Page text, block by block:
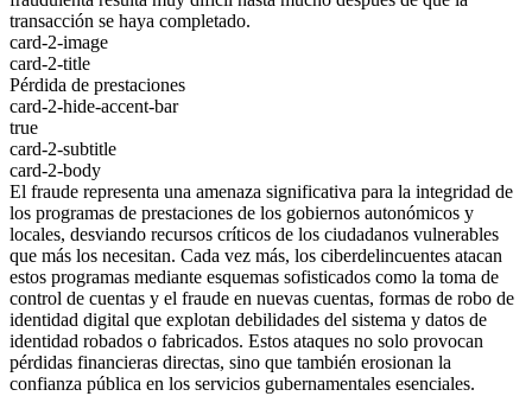
transacción se haya completado.
card-2-image
card-2-title
Pérdida de prestaciones
card-2-hide-accent-bar
true
card-2-subtitle
card-2-body
El fraude representa una amenaza significativa para la integridad de
los programas de prestaciones de los gobiernos autonómicos y
locales, desviando recursos críticos de los ciudadanos vulnerables
que más los necesitan. Cada vez más, los ciberdelincuentes atacan
estos programas mediante esquemas sofisticados como la toma de
control de cuentas y el fraude en nuevas cuentas, formas de robo de
identidad digital que explotan debilidades del sistema y datos de
identidad robados o fabricados. Estos ataques no solo provocan
pérdidas financieras directas, sino que también erosionan la
confianza pública en los servicios gubernamentales esenciales.